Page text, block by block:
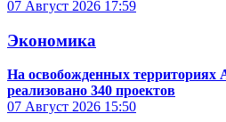
07 Август 2026 17:59
Экономика
На освобожденных территориях
реализовано 340 проектов
07 Август 2026 15:50